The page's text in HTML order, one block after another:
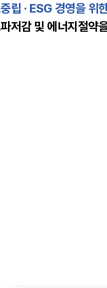
립 · ESG 경영을 위
저감 및 에너지절약